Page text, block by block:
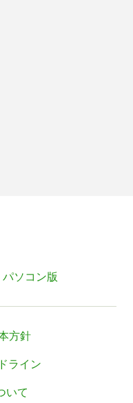
パソコン版
方針
ライン
いて